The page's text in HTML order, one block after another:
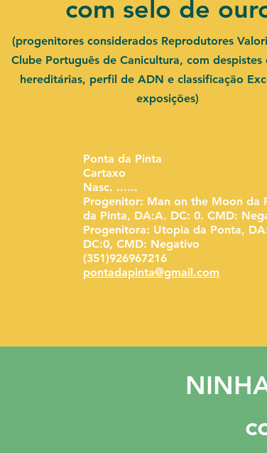
com selo de
(progenitores considerados Reprodutores
Clube Português de Canicultura, com despistes
hereditárias, perfil de ADN e classificação
exposições)
Ponta da Pinta
Cartaxo
Nasc. ......
Progenitor: Man on the Moon da
da Pinta, DA:A. DC: 0. CMD:
Progenitora: Utopia da Ponta,
DC:0, CMD: Negativo
(351)926967216
pontadapinta@gmail.com